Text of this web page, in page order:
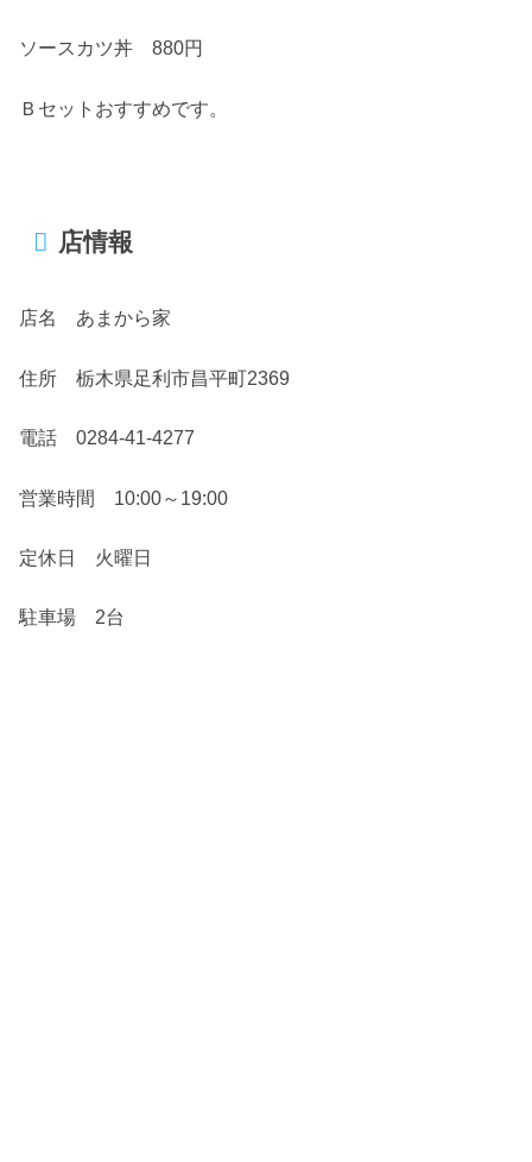
ソースカツ丼 880円
Ｂセットおすすめです。
店情報
店名 あまから家
住所 栃木県足利市昌平町2369
電話 0284-41-4277
営業時間 10:00～19:00
定休日 火曜日
駐車場 2台